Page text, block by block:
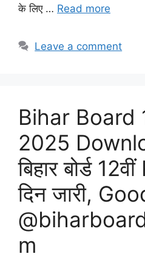
के लिए … Read more
Leave a comment
Bihar Board
2025
बिहार बोर्ड
दिन जारी,
m